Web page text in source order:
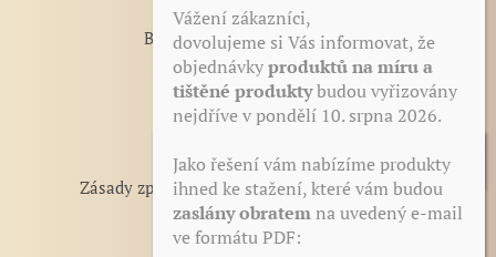
BLOG - články, novinky, tipy
Otázky a odpovědi
Zdarma ke stažení
Reference
Obchodní podmínky
Zásady zpracování a ochrana osobních údajů
Odstoupení od smlouvy
Zásady cookies (EU)
Vážení zákazníci,
dovolujeme si Vás informovat, že
objednávkyproduktů na míru a
tištěné produktybudou vyřizovány
nejdříve v pondělí 10. srpna 2026.
Jako řešení vám nabízíme produkty
ihned ke stažení, které vám budou
zaslány obratemna uvedený e-mail
ve formátu PDF: